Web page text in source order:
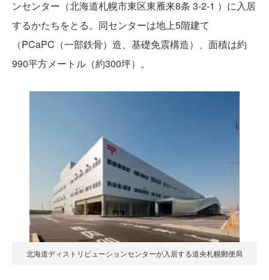
ンセンター（北海道札幌市東区東雁来8条 3-2-1 ）に入居
するかたちをとる。同センターは地上5階建て
（PCaPC（一部鉄骨）造、基礎免震構造）、面積は約
990平方メートル（約300坪）。
北海道ディストリビューションセンターが入居する道央札幌郵便局